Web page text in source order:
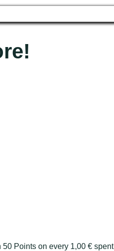
50 Points on every 1,00 € spent